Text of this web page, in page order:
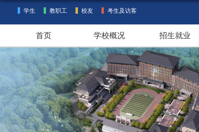
学生 教职工 校友 考生及访客
首页 学校概况 招生就业